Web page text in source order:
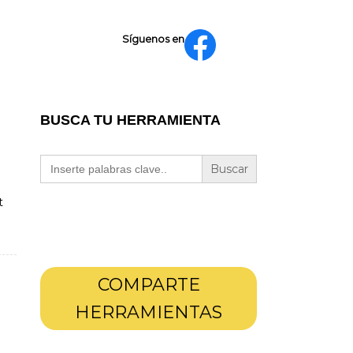
Síguenos en
BUSCA TU HERRAMIENTA
Buscar:
COMPARTE
HERRAMIENTAS